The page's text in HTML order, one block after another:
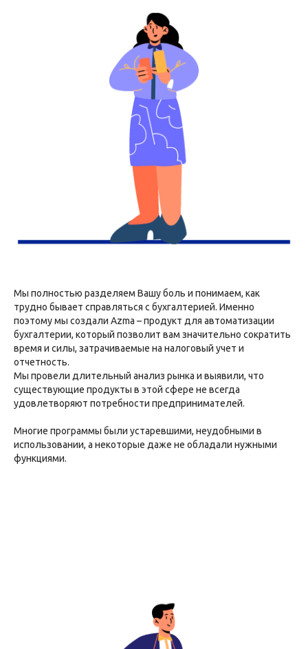
Мы полностью разделяем Вашу боль и понимаем, как
трудно бывает справляться с бухгалтерией. Именно
поэтому мы создали Azma – продукт для автоматизации
бухгалтерии, который позволит вам значительно сократить
время и силы, затрачиваемые на налоговый учет и
отчетность.
Мы провели длительный анализ рынка и выявили, что
существующие продукты в этой сфере не всегда
удовлетворяют потребности предпринимателей.
Многие программы были устаревшими, неудобными в
использовании, а некоторые даже не обладали нужными
функциями.